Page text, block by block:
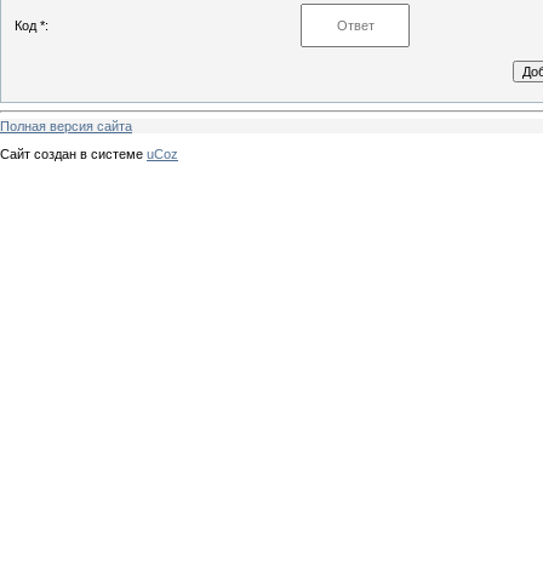
Код *:
Полная версия сайта
Сайт создан в системе uCoz